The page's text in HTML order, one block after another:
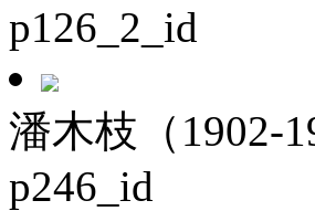
p126_2_id
潘木枝（1902-
p246_id